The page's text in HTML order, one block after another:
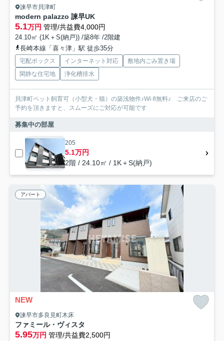
諫早市貝津町
modern palazzo 諫早UK
5.1万円 管理/共益費4,000円
24.10㎡ (1K＋S(納戸)) /築8年 /2階建
長崎本線「喜々津」駅 徒歩35分
宅配ボックス インターネット対応
敷地内ごみ置き場
閑静な住宅地
浄化槽排水
貝津町ペット飼育可（小型犬・猫）の築浅物件♪Wi-fi無料♪ ご来店のご
予約を頂きますと、スムーズにご対応が可能です
募集中の部屋
205
5.1万円
2階 / 24.10㎡ / 1K＋S(納戸)
アパート
NEW
諫早市多良見町木床
ファミール・ヴィスタ
5.95万円 管理/共益費2,500円